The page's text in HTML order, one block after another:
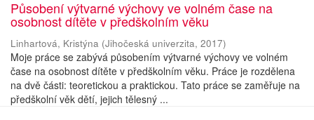
Působení výtvarné výchovy ve volném čase na
osobnost dítěte v předškolním věku
Linhartová, Kristýna (Jihočeská univerzita, 2017)
Moje práce se zabývá působením výtvarné výchovy ve volném
čase na osobnost dítěte v předškolním věku. Práce je rozdělena
na dvě části: teoretickou a praktickou. Tato práce se zaměřuje na
předškolní věk dětí, jejich tělesný ...